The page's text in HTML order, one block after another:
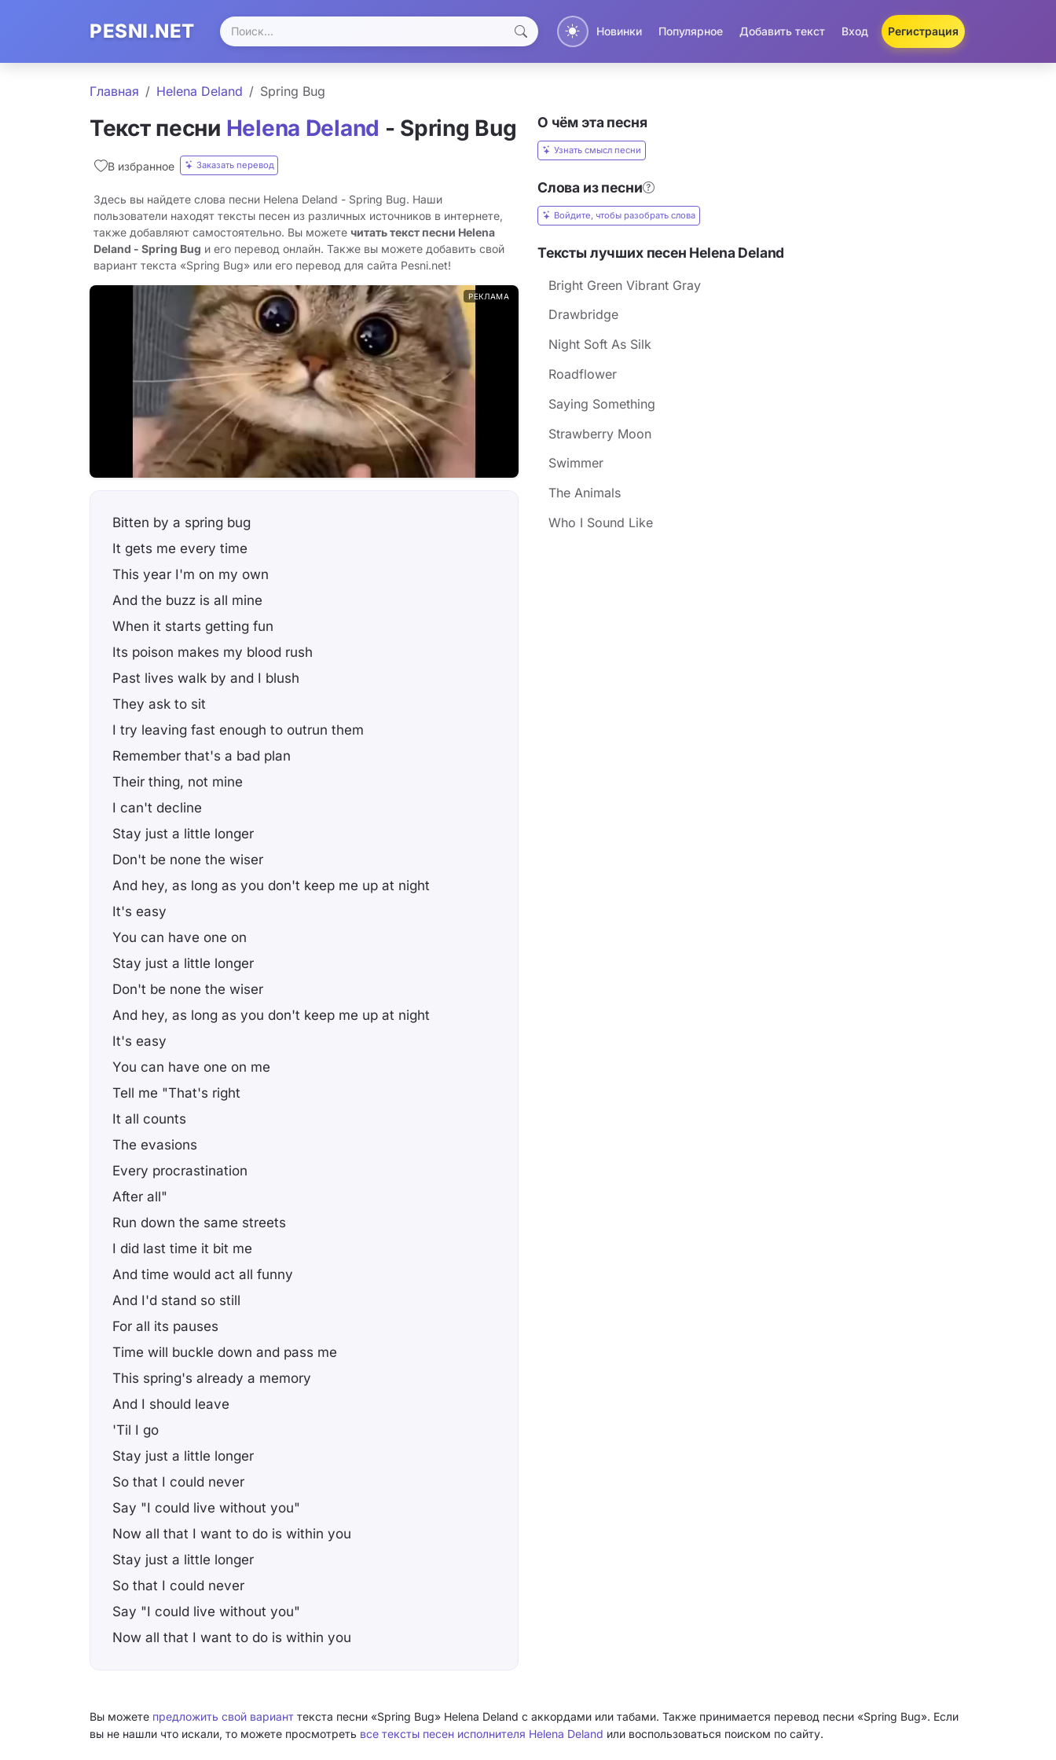
PESNI.NET Новинки Популярное Добавить текст Вход Регистрация
Главная Helena Deland Spring Bug
Текст песни Helena Deland - Spring Bug
В избранное Заказать перевод
Здесь вы найдете слова песни Helena Deland - Spring Bug. Наши
пользователи находят тексты песен из различных источников в интернете,
также добавляют самостоятельно. Вы можете читать текст песни Helena
Deland - Spring Bug и его перевод онлайн. Также вы можете добавить свой
вариант текста «Spring Bug» или его перевод для сайта Pesni.net!
РЕКЛАМА
Bitten by a spring bug
It gets me every time
This year I'm on my own
And the buzz is all mine
When it starts getting fun
Its poison makes my blood rush
Past lives walk by and I blush
They ask to sit
I try leaving fast enough to outrun them
Remember that's a bad plan
Their thing, not mine
I can't decline
Stay just a little longer
Don't be none the wiser
And hey, as long as you don't keep me up at night
It's easy
You can have one on
Stay just a little longer
Don't be none the wiser
And hey, as long as you don't keep me up at night
It's easy
You can have one on me
Tell me "That's right
It all counts
The evasions
Every procrastination
After all"
Run down the same streets
I did last time it bit me
And time would act all funny
And I'd stand so still
For all its pauses
Time will buckle down and pass me
This spring's already a memory
And I should leave
'Til I go
Stay just a little longer
So that I could never
Say "I could live without you"
Now all that I want to do is within you
Stay just a little longer
So that I could never
Say "I could live without you"
Now all that I want to do is within you
О чём эта песня
Узнать смысл песни
Слова из песни
Войдите, чтобы разобрать слова
Тексты лучших песен Helena Deland
Bright Green Vibrant Gray
Drawbridge
Night Soft As Silk
Roadflower
Saying Something
Strawberry Moon
Swimmer
The Animals
Who I Sound Like
Вы можете предложить свой вариант текста песни «Spring Bug» Helena Deland с аккордами или табами. Также принимается перевод песни «Spring Bug». Если
вы не нашли что искали, то можете просмотреть все тексты песен исполнителя Helena Deland или воспользоваться поиском по сайту.